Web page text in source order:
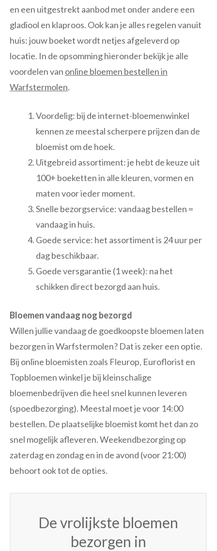
en een uitgestrekt aanbod met onder andere een
gladiool en klaproos. Ook kan je alles regelen vanuit
huis: jouw boeket wordt netjes afgeleverd op
locatie. In de opsomming hieronder bekijk je alle
voordelen van online bloemen bestellen in
Warfstermolen.
Voordelig: bij de internet-bloemenwinkel
kennen ze meestal scherpere prijzen dan de
bloemist om de hoek.
Uitgebreid assortiment: je hebt de keuze uit
100+ boeketten in alle kleuren, vormen en
maten voor ieder moment.
Snelle bezorgservice: vandaag bestellen =
vandaag in huis.
Goede service: het assortiment is 24 uur per
dag beschikbaar.
Goede versgarantie (1 week): na het
schikken direct bezorgd aan huis.
Bloemen vandaag nog bezorgd
Willen jullie vandaag de goedkoopste bloemen laten
bezorgen in Warfstermolen? Dat is zeker een optie.
Bij online bloemisten zoals Fleurop, Euroflorist en
Topbloemen winkel je bij kleinschalige
bloemenbedrijven die heel snel kunnen leveren
(spoedbezorging). Meestal moet je voor 14:00
bestellen. De plaatselijke bloemist komt het dan zo
snel mogelijk afleveren. Weekendbezorging op
zaterdag en zondag en in de avond (voor 21:00)
behoort ook tot de opties.
De vrolijkste bloemen
bezorgen in